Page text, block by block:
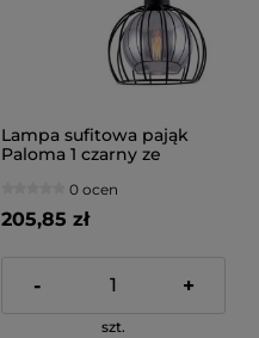
Lampa sufitowa pająk
Paloma 1 czarny ze
0 ocen
205,85 zł
- +
szt.